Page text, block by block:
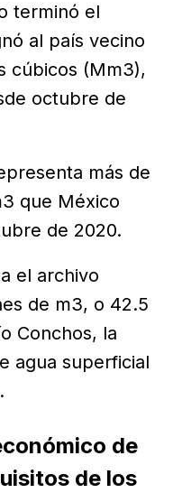
terminó el
al país vecino
cúbicos (Mm3),
octubre de
más de
que México
de 2020.
el archivo
de m3, o 42.5
Conchos, la
agua superficial
de
de los